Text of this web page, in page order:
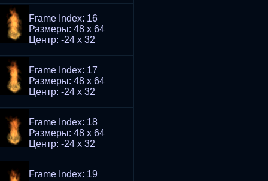
Frame Index: 16
Размеры: 48 x 64
Центр: -24 x 32
Frame Index: 17
Размеры: 48 x 64
Центр: -24 x 32
Frame Index: 18
Размеры: 48 x 64
Центр: -24 x 32
Frame Index: 19